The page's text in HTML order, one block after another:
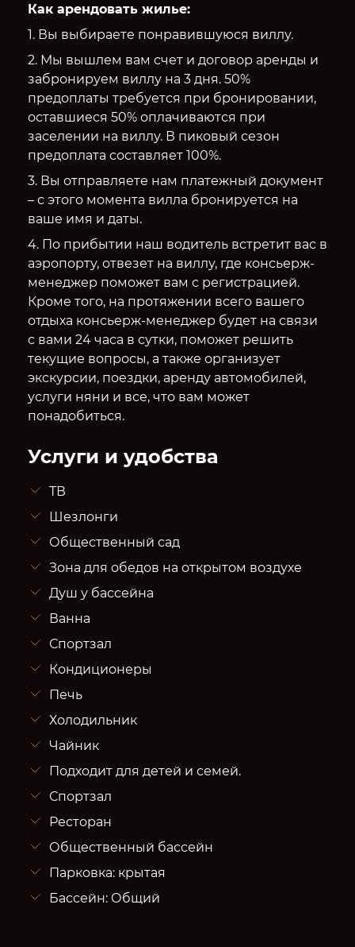
Как арендовать жилье:
1. Вы выбираете понравившуюся виллу.
2. Мы вышлем вам счет и договор аренды и
забронируем виллу на 3 дня. 50%
предоплаты требуется при бронировании,
оставшиеся 50% оплачиваются при
заселении на виллу. В пиковый сезон
предоплата составляет 100%.
3. Вы отправляете нам платежный документ
– с этого момента вилла бронируется на
ваше имя и даты.
4. По прибытии наш водитель встретит вас в
аэропорту, отвезет на виллу, где консьерж-
менеджер поможет вам с регистрацией.
Кроме того, на протяжении всего вашего
отдыха консьерж-менеджер будет на связи
с вами 24 часа в сутки, поможет решить
текущие вопросы, а также организует
экскурсии, поездки, аренду автомобилей,
услуги няни и все, что вам может
понадобиться.
Услуги и удобства
ТВ
Шезлонги
Общественный сад
Зона для обедов на открытом воздухе
Душ у бассейна
Ванна
Спортзал
Кондиционеры
Печь
Холодильник
Чайник
Подходит для детей и семей.
Спортзал
Ресторан
Общественный бассейн
Парковка: крытая
Бассейн: Общий